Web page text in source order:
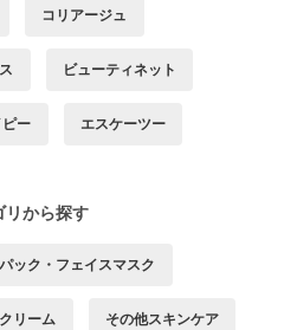
コリアージュ
ビューティネット
ー エスケーツー
リから探す
パック・フェイスマスク
リーム その他スキンケア